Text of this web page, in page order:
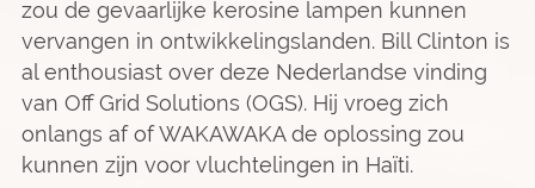
zou de gevaarlijke kerosine lampen kunnen
vervangen in ontwikkelingslanden. Bill Clinton is
al enthousiast over deze Nederlandse vinding
van Off Grid Solutions (OGS). Hij vroeg zich
onlangs af of WAKAWAKA de oplossing zou
kunnen zijn voor vluchtelingen in Haïti.